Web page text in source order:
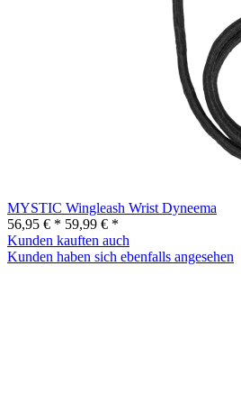
MYSTIC Wingleash Wrist Dyneema
56,95 € * 59,99 € *
Kunden kauften auch
Kunden haben sich ebenfalls angesehen